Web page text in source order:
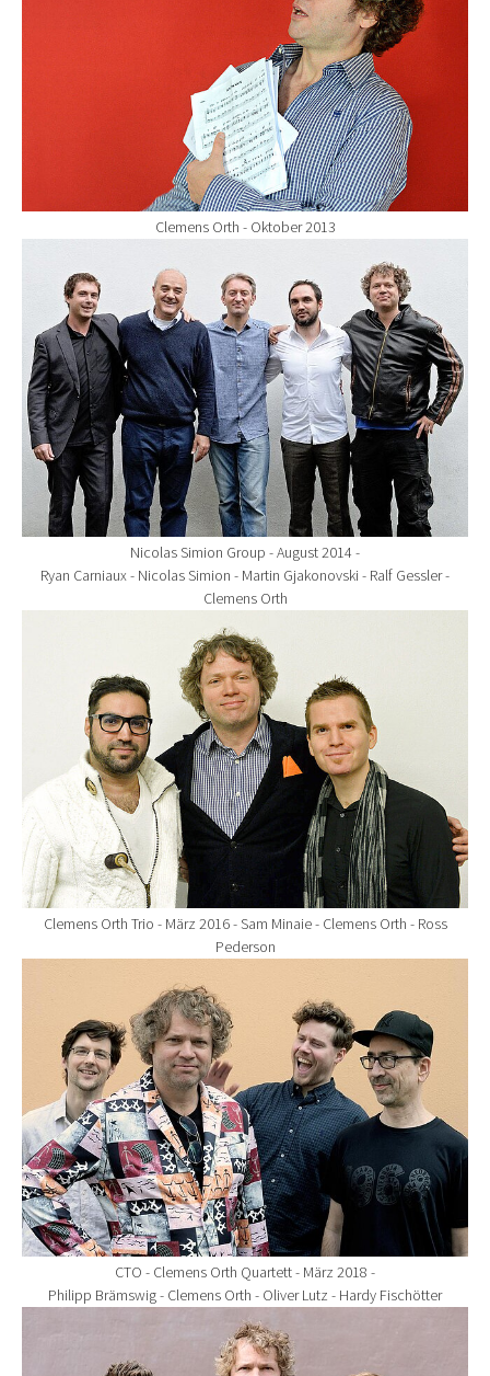
Clemens Orth - Oktober 2013
Nicolas Simion Group - August 2014 -
Ryan Carniaux - Nicolas Simion - Martin Gjakonovski - Ralf Gessler -
Clemens Orth
Clemens Orth Trio - März 2016 - Sam Minaie - Clemens Orth - Ross
Pederson
Show larger version for:
CTO - Clemens Orth Quartett - März 2018 -
Philipp Brämswig - Clemens Orth - Oliver Lutz - Hardy Fischötter